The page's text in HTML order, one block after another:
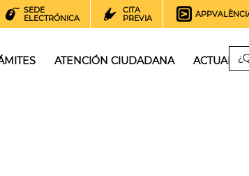
SEDE
ELECTRÓNICA
CITA
PREVIA
ATENCIÓN CIUDADANA